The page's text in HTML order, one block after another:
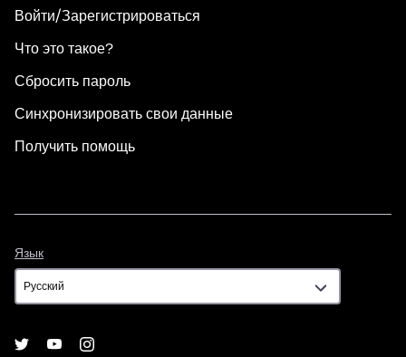
Войти/Зарегистрироваться
Что это такое?
Сбросить пароль
Синхронизировать свои данные
Получить помощь
Язык